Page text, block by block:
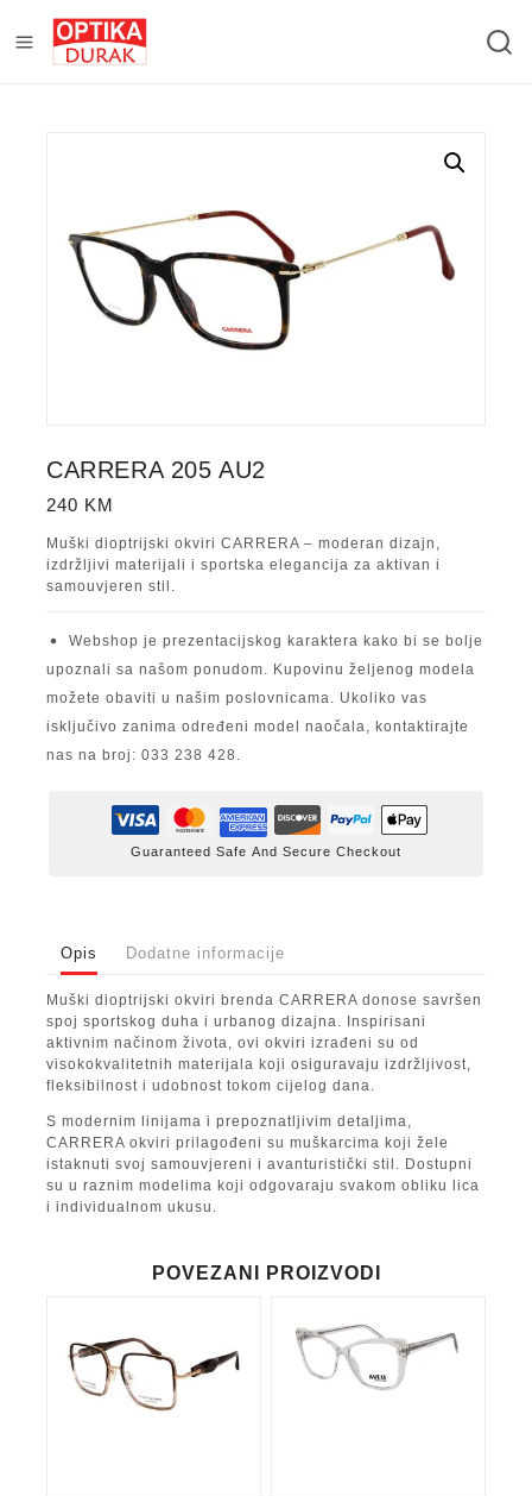
CARRERA 205 AU2
240 KM
Muški dioptrijski okviri CARRERA – moderan dizajn,
izdržljivi materijali i sportska elegancija za aktivan i
samouvjeren stil.
Webshop je prezentacijskog karaktera kako bi se bolje
upoznali sa našom ponudom. Kupovinu željenog modela
možete obaviti u našim poslovnicama. Ukoliko vas
isključivo zanima određeni model naočala, kontaktirajte
nas na broj: 033 238 428.
Guaranteed Safe And Secure Checkout
Opis Dodatne informacije
Muški dioptrijski okviri brenda CARRERA donose savršen
spoj sportskog duha i urbanog dizajna. Inspirisani
aktivnim načinom života, ovi okviri izrađeni su od
visokokvalitetnih materijala koji osiguravaju izdržljivost,
fleksibilnost i udobnost tokom cijelog dana.
S modernim linijama i prepoznatljivim detaljima,
CARRERA okviri prilagođeni su muškarcima koji žele
istaknuti svoj samouvjereni i avanturistički stil. Dostupni
su u raznim modelima koji odgovaraju svakom obliku lica
i individualnom ukusu.
POVEZANI PROIZVODI